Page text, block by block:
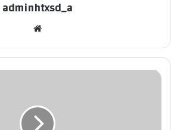
adminhtxsd_a
بيان